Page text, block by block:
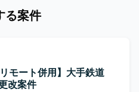
る案件
モート併用】大手鉄道
改案件